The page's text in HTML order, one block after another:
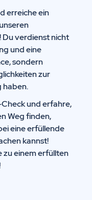
erreiche ein
verdienst nicht
und eine
sondern
zur
haben.
und erfahre,
Weg finden,
eine erfüllende
kannst!
zu einem erfüllten